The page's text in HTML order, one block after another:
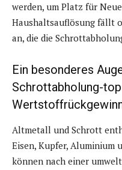
werden, um Platz für
Haushaltsauflösung fällt
an, die die
Ein besonderes
Schrottabholung-
Altmetall und Schrott
Eisen, Kupfer, Aluminium
können nach einer